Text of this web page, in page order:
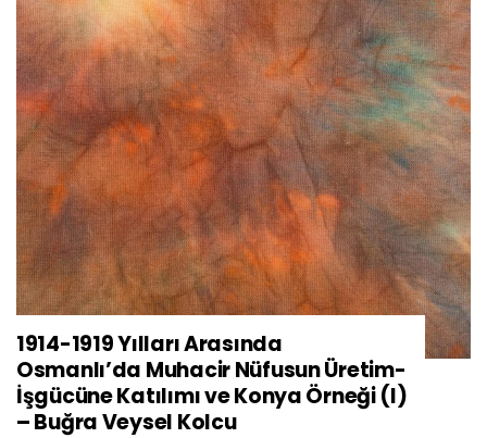
1914-1919 Yılları Arasında
Osmanlı’da Muhacir Nüfusun Üretim-
İşgücüne Katılımı ve Konya Örneği (I)
– Buğra Veysel Kolcu